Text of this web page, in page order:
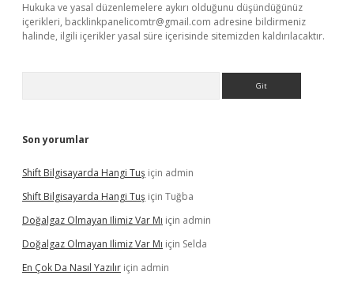
Hukuka ve yasal düzenlemelere aykırı olduğunu düşündüğünüz
içerikleri, backlinkpanelicomtr@gmail.com adresine bildirmeniz
halinde, ilgili içerikler yasal süre içerisinde sitemizden kaldırılacaktır.
Son yorumlar
Shift Bilgisayarda Hangi Tuş için admin
Shift Bilgisayarda Hangi Tuş için Tuğba
Doğalgaz Olmayan Ilimiz Var Mı için admin
Doğalgaz Olmayan Ilimiz Var Mı için Selda
En Çok Da Nasıl Yazılır için admin